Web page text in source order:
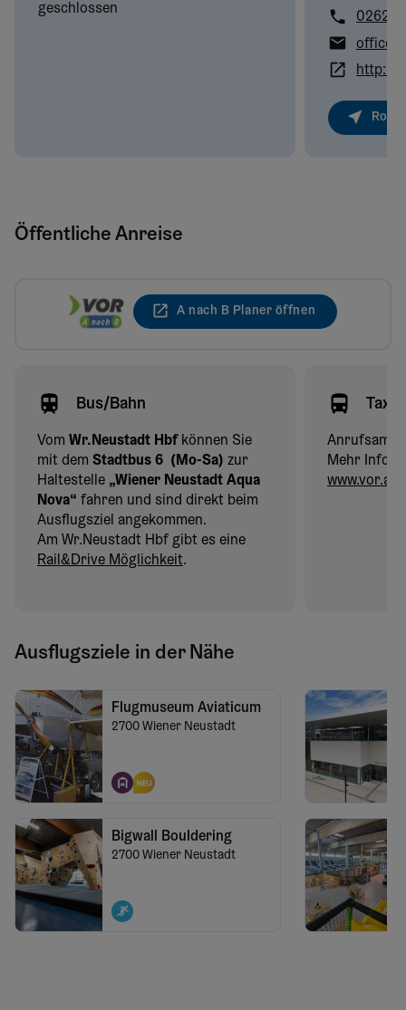
geschlossen
http://
Öffentliche Anreise
A nach B Planer öffnen
Bus/Bahn
Vom Wr.Neustadt Hbf können Sie
mit dem Stadtbus 6 (Mo-Sa) zur
Haltestelle „Wiener Neustadt Aqua
Nova“ fahren und sind direkt beim
Ausflugsziel angekommen.
Am Wr.Neustadt Hbf gibt es eine
Rail&Drive Möglichkeit.
Taxi
Mehr Infos
www.vor.at
Ausflugsziele in der Nähe
Flugmuseum Aviaticum
2700 Wiener Neustadt
Bigwall Bouldering
2700 Wiener Neustadt